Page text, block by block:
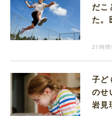
だこ
た。
21時間
子ど
のせ
岩見